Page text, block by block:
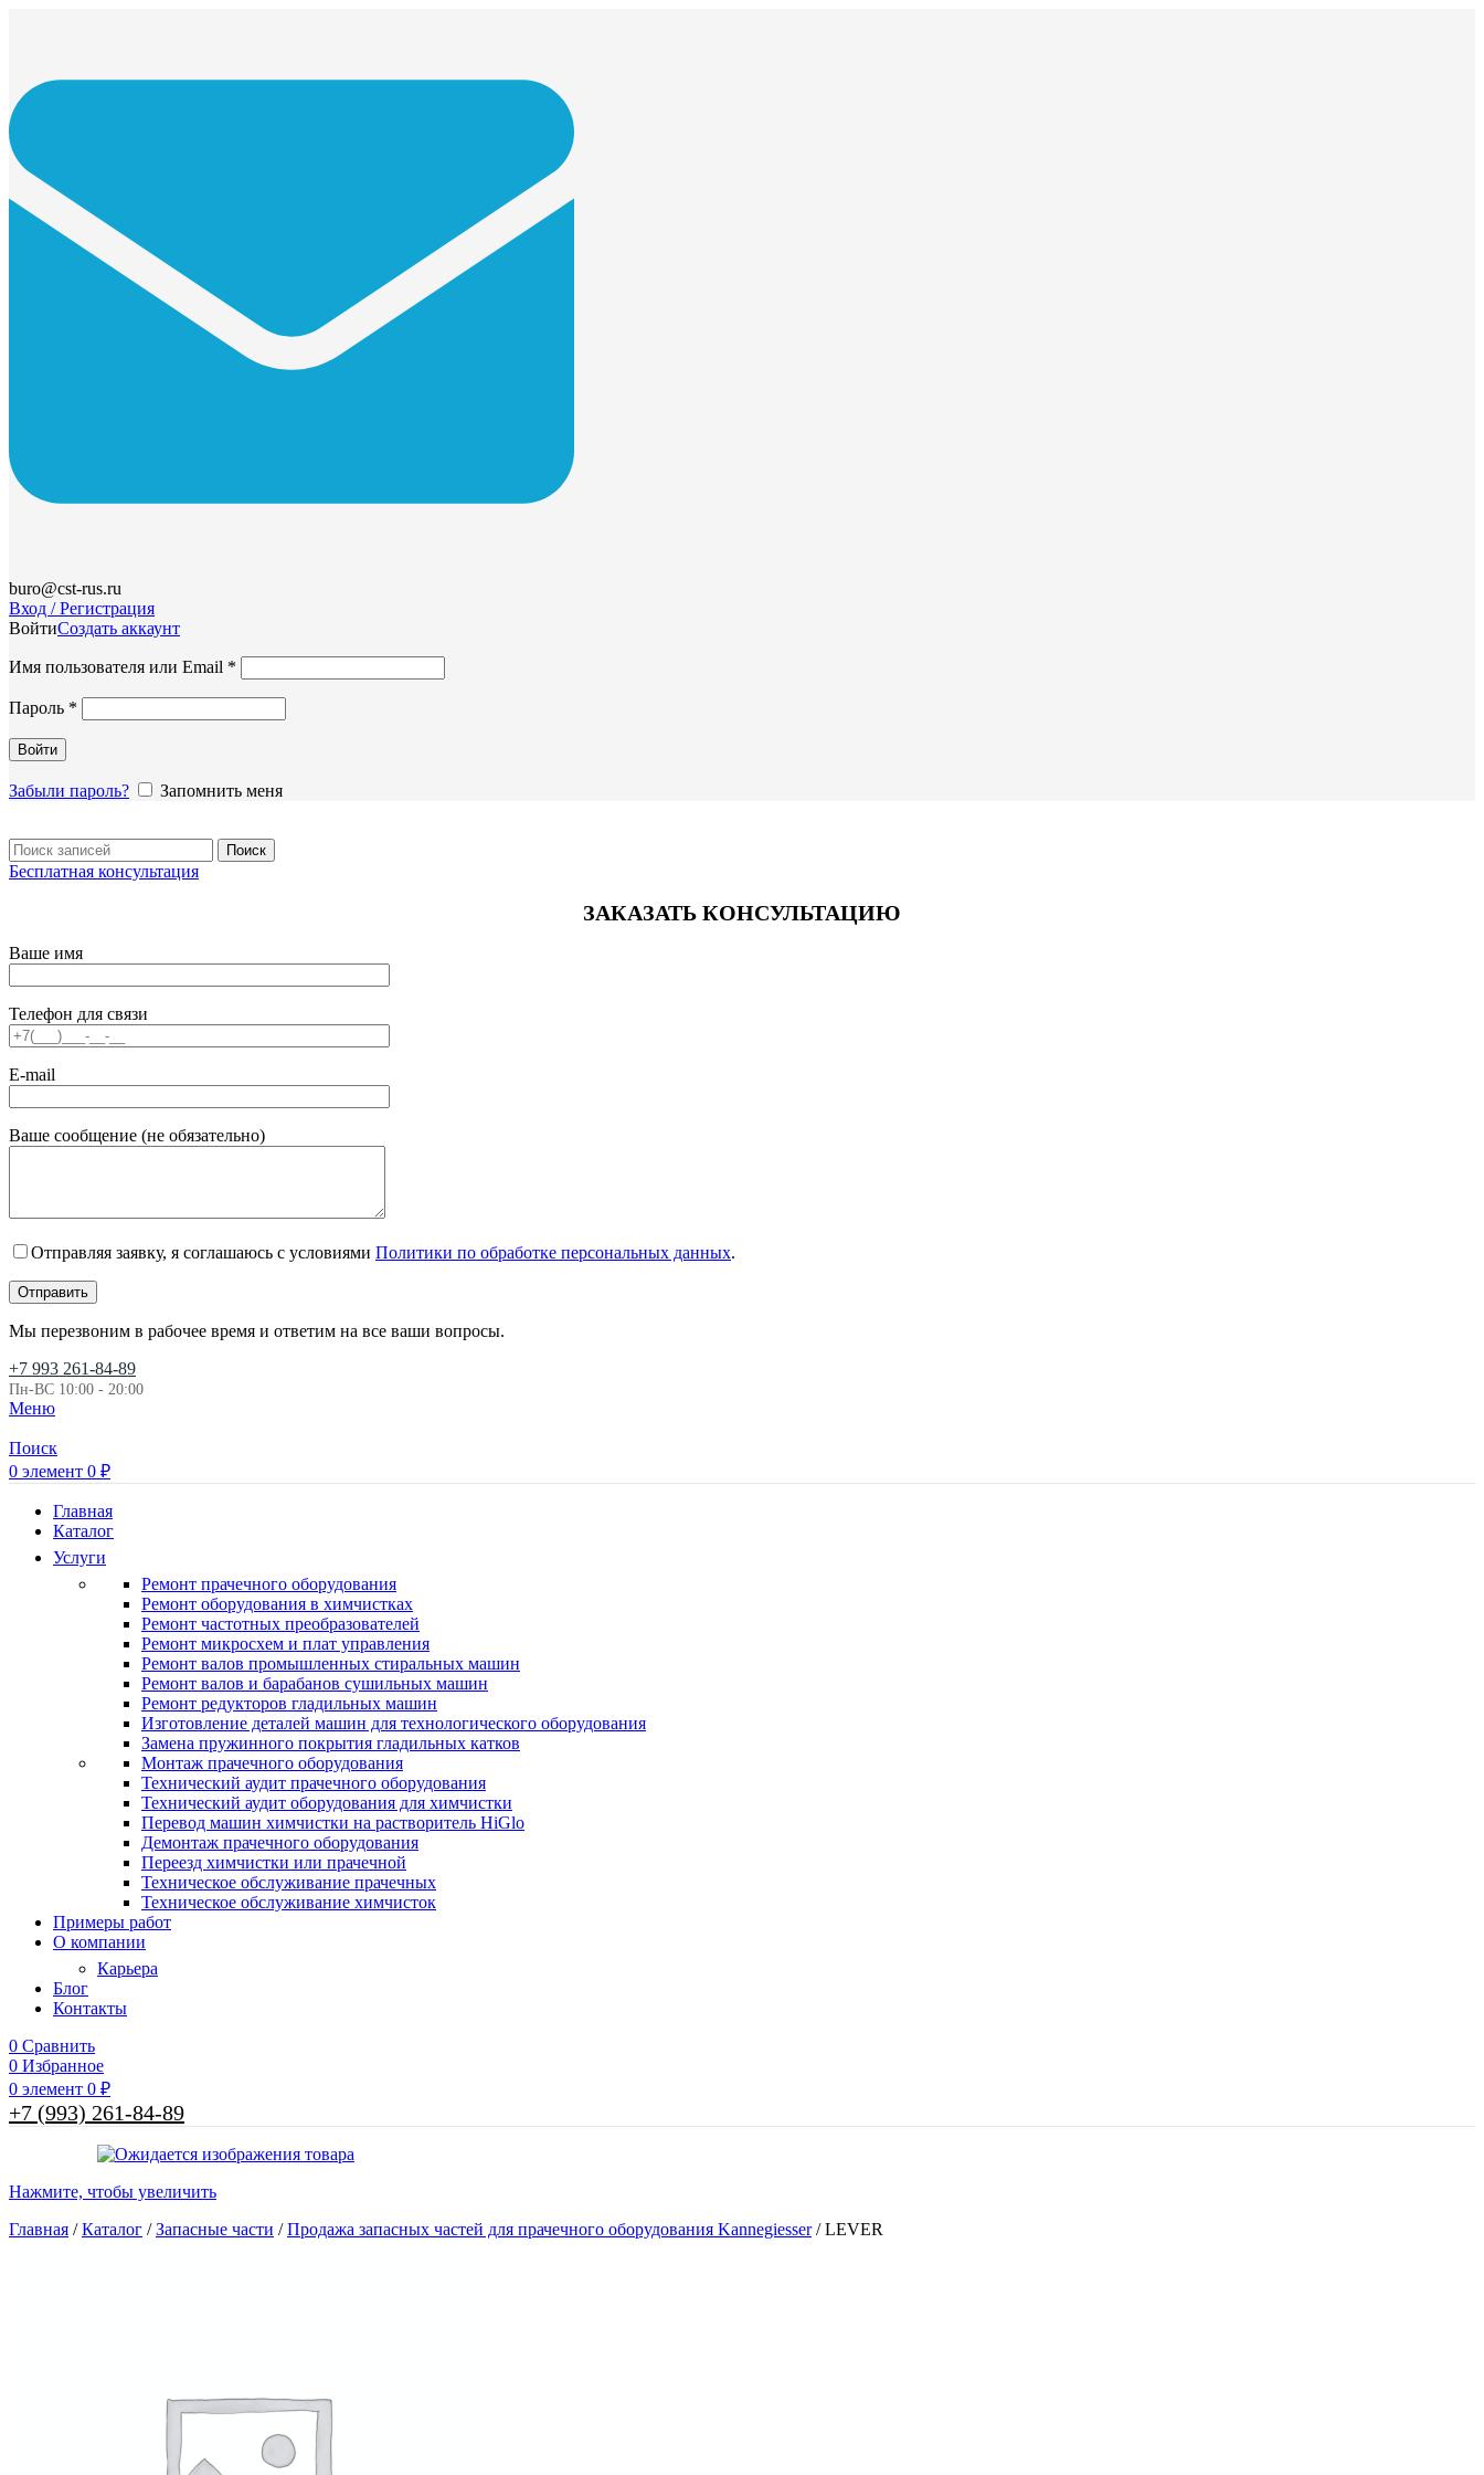
buro@cst-rus.ru
Вход / Регистрация
ВойтиСоздать аккаунт
Имя пользователя или Email *
Пароль *
Войти
Забыли пароль? Запомнить меня
Поиск
Бесплатная консультация
ЗАКАЗАТЬ КОНСУЛЬТАЦИЮ
Ваше имя
Телефон для связи
E-mail
Ваше сообщение (не обязательно)
Отправляя заявку, я соглашаюсь с условиями Политики по обработке персональных данных.
Мы перезвоним в рабочее время и ответим на все ваши вопросы.
+7 993 261-84-89
Пн-ВС 10:00 - 20:00
Меню
Поиск
0 элемент 0 ₽
Главная
Каталог
Услуги
Ремонт прачечного оборудования
Ремонт оборудования в химчистках
Ремонт частотных преобразователей
Ремонт микросхем и плат управления
Ремонт валов промышленных стиральных машин
Ремонт валов и барабанов сушильных машин
Ремонт редукторов гладильных машин
Изготовление деталей машин для технологического оборудования
Замена пружинного покрытия гладильных катков
Монтаж прачечного оборудования
Технический аудит прачечного оборудования
Технический аудит оборудования для химчистки
Перевод машин химчистки на растворитель HiGlo
Демонтаж прачечного оборудования
Переезд химчистки или прачечной
Техническое обслуживание прачечных
Техническое обслуживание химчисток
Примеры работ
О компании
Карьера
Блог
Контакты
0 Сравнить
0 Избранное
0 элемент 0 ₽
+7 (993) 261-84-89
Нажмите, чтобы увеличить
Главная /Каталог /Запасные части /Продажа запасных частей для прачечного оборудования Kannegiesser/LEVER